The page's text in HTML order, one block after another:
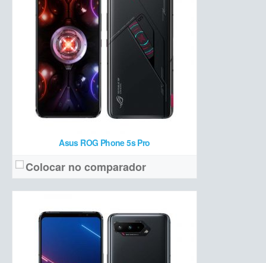
Asus ROG Phone 5s Pro
Colocar no comparador
Hardware:Snapdragon 888 Plus + 8/12 GB de RAM + 128/256 GB de armazenamento
Bateria:6000 mAh
Preço de lançamento:
R$ 7.499
Ver detalhes →
Tela:AMOLED 6,8 polegadas Full HD+ com 144 Hz
Tripla (64 MP + 13 MP ultrawide + 5 MP macro)
Hardware:
Snapdragon 888 + 8 GB de RAM + 128 GB de armazenamento